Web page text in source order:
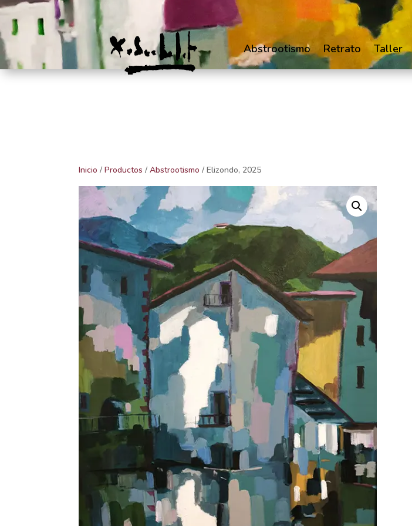
Abstrootismo Retrato Taller
Inicio /Productos /Abstrootismo / Elizondo, 2025